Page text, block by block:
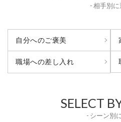
- 相手別
自分へのご褒美
職場への差し入れ
SELECT
- シーン別